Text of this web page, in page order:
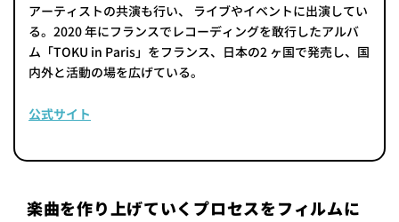
アーティストの共演も行い、 ライブやイベントに出演してい
る。2020 年にフランスでレコーディングを敢行したアルバ
ム「TOKU in Paris」をフランス、日本の2 ヶ国で発売し、国
内外と活動の場を広げている。
公式サイト
楽曲を作り上げていくプロセスをフィルムに